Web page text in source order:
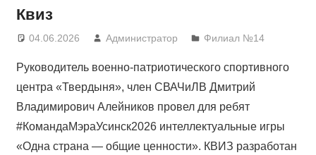
Квиз
04.06.2026 Администратор Филиал №14
Руководитель военно-патриотического спортивного
центра «Твердыня», член СВАЧиЛВ Дмитрий
Владимирович Алейников провел для ребят
#КомандаМэраУсинск2026 интеллектуальные игры
«Одна страна — общие ценности». КВИЗ разработан